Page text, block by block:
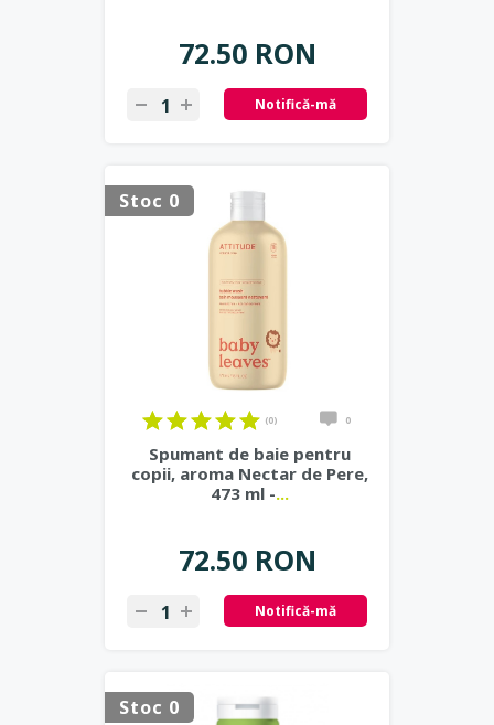
72.50 RON
Notifică-mă
Stoc 0
(0) 0
Spumant de baie pentru
copii, aroma Nectar de Pere,
473 ml -...
72.50 RON
Notifică-mă
Stoc 0